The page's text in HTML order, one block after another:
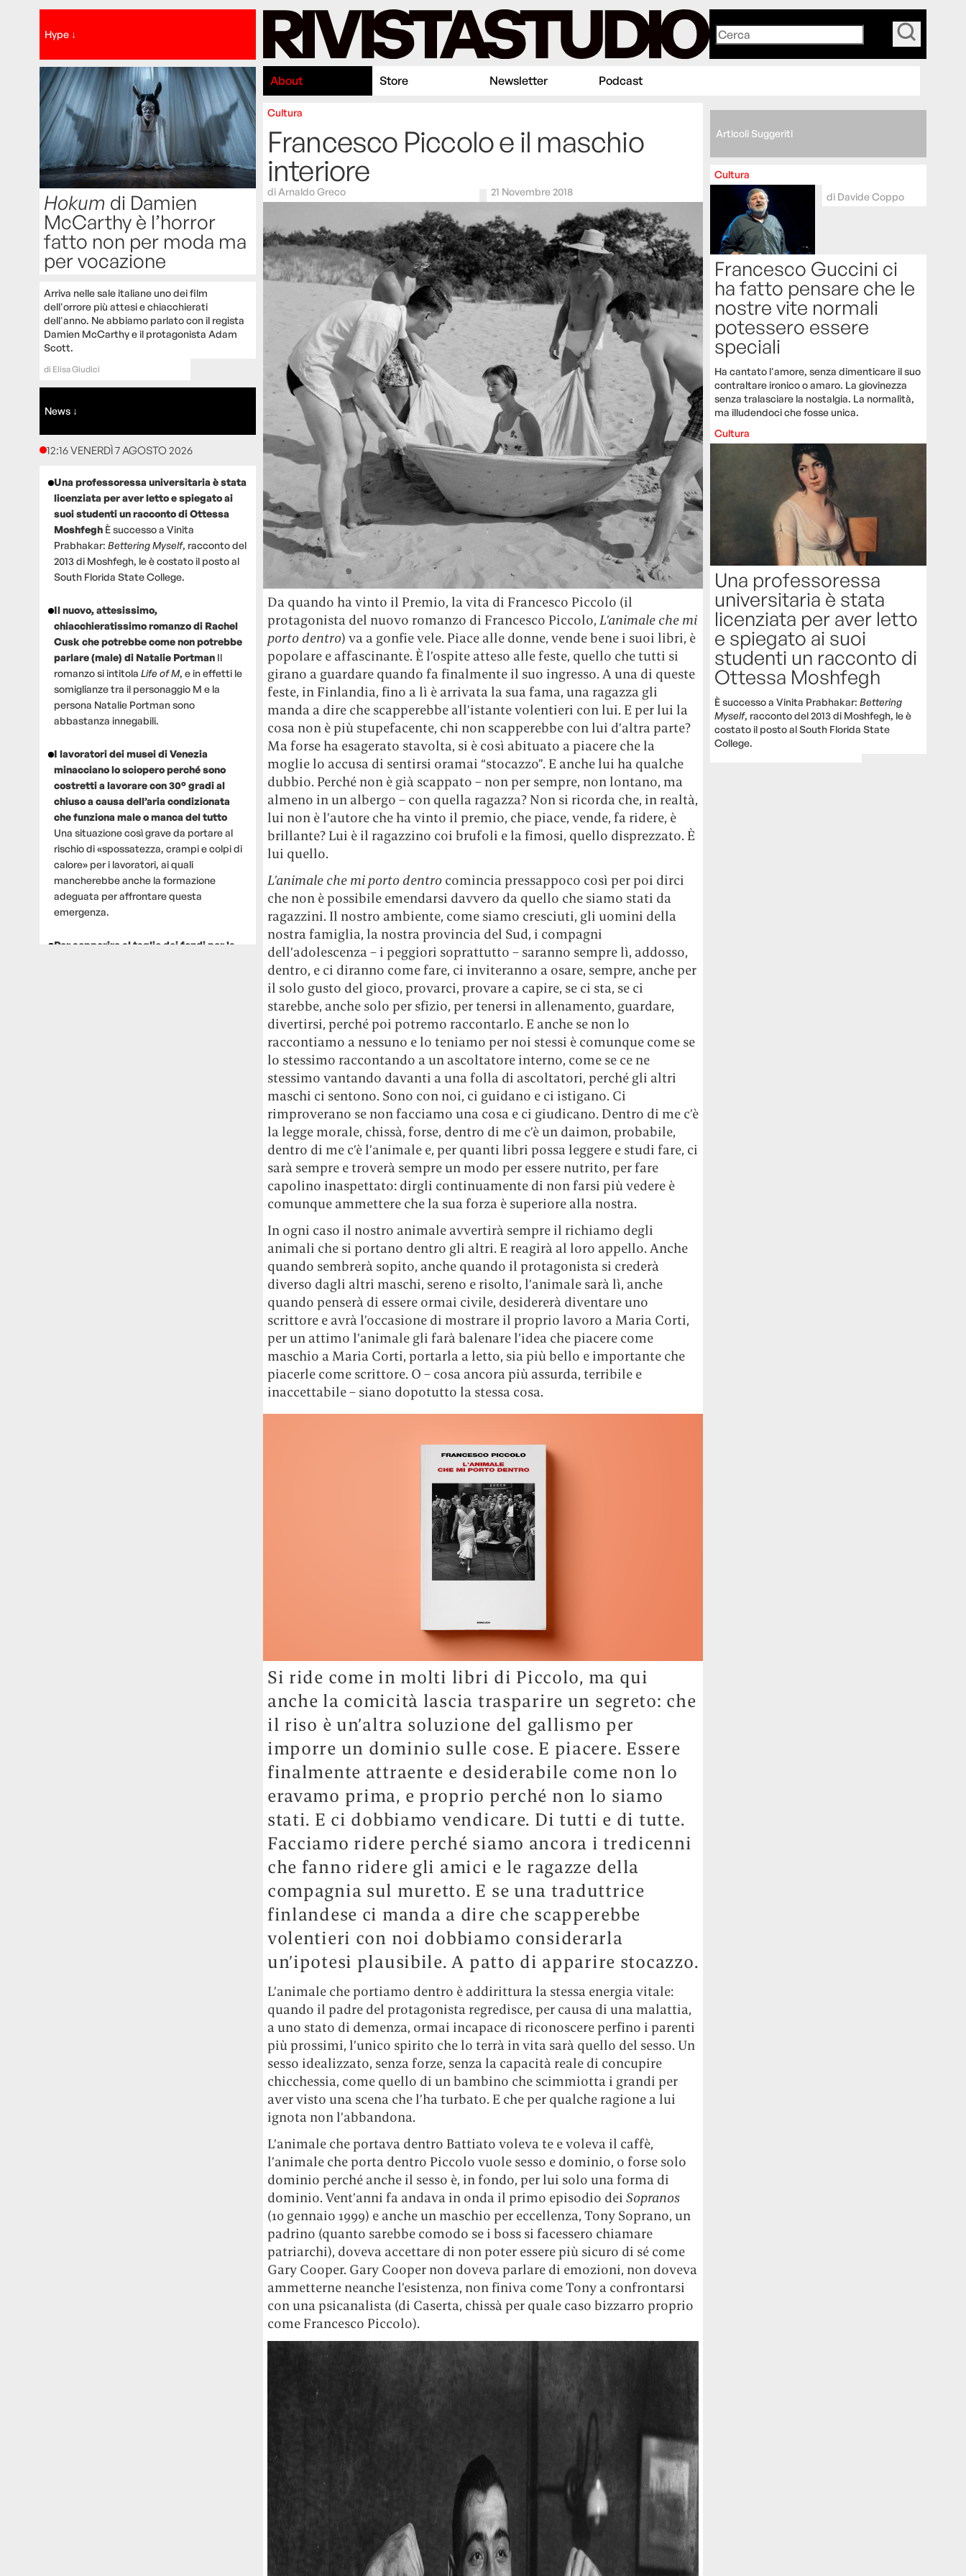
Hype ↓
Hokum di Damien
McCarthy è l’horror
fatto non per moda ma
per vocazione
Arriva nelle sale italiane uno dei film
dell'orrore più attesi e chiacchierati
dell'anno. Ne abbiamo parlato con il regista
Damien McCarthy e il protagonista Adam
Scott.
di Elisa Giudici
News ↓
12:16 VENERDÌ 7 AGOSTO 2026
Una professoressa universitaria è stata
licenziata per aver letto e spiegato ai
suoi studenti un racconto di Ottessa
Moshfegh È successo a Vinita
Prabhakar: Bettering Myself, racconto del
2013 di Moshfegh, le è costato il posto al
South Florida State College.
Il nuovo, attesissimo,
chiacchieratissimo romanzo di Rachel
Cusk che potrebbe come non potrebbe
parlare (male) di Natalie Portman Il
romanzo si intitola Life of M, e in effetti le
somiglianze tra il personaggio M e la
persona Natalie Portman sono
abbastanza innegabili.
I lavoratori dei musei di Venezia
minacciano lo sciopero perché sono
costretti a lavorare con 30° gradi al
chiuso a causa dell’aria condizionata
che funziona male o manca del tutto
Una situazione così grave da portare al
rischio di «spossatezza, crampi e colpi di
calore» per i lavoratori, ai quali
mancherebbe anche la formazione
adeguata per affrontare questa
emergenza.
Per sopperire al taglio dei fondi per la
About Store Newsletter Podcast
Cultura
Francesco Piccolo e il maschio
interiore
diArnaldo Greco 21 Novembre 2018
Da quando ha vinto il Premio, la vita di Francesco Piccolo (il
protagonista del nuovo romanzo di Francesco Piccolo, L’animale che mi
porto dentro) va a gonfie vele. Piace alle donne, vende bene i suoi libri, è
popolare e affascinante. È l’ospite atteso alle feste, quello che tutti si
girano a guardare quando fa finalmente il suo ingresso. A una di queste
feste, in Finlandia, fino a lì è arrivata la sua fama, una ragazza gli
manda a dire che scapperebbe all’istante volentieri con lui. E per lui la
cosa non è più stupefacente, chi non scapperebbe con lui d’altra parte?
Ma forse ha esagerato stavolta, si è così abituato a piacere che la
moglie lo accusa di sentirsi oramai “stocazzo”. E anche lui ha qualche
dubbio. Perché non è già scappato – non per sempre, non lontano, ma
almeno in un albergo – con quella ragazza? Non si ricorda che, in realtà,
lui non è l’autore che ha vinto il premio, che piace, vende, fa ridere, è
brillante? Lui è il ragazzino coi brufoli e la fimosi, quello disprezzato. È
lui quello.
L’animale che mi porto dentrocomincia pressappoco così per poi dirci
che non è possibile emendarsi davvero da quello che siamo stati da
ragazzini. Il nostro ambiente, come siamo cresciuti, gli uomini della
nostra famiglia, la nostra provincia del Sud, i compagni
dell’adolescenza – i peggiori soprattutto – saranno sempre lì, addosso,
dentro, e ci diranno come fare, ci inviteranno a osare, sempre, anche per
il solo gusto del gioco, provarci, provare a capire, se ci sta, se ci
starebbe, anche solo per sfizio, per tenersi in allenamento, guardare,
divertirsi, perché poi potremo raccontarlo. E anche se non lo
raccontiamo a nessuno e lo teniamo per noi stessi è comunque come se
lo stessimo raccontando a un ascoltatore interno, come se ce ne
stessimo vantando davanti a una folla di ascoltatori, perché gli altri
maschi ci sentono. Sono con noi, ci guidano e ci istigano. Ci
rimproverano se non facciamo una cosa e ci giudicano. Dentro di me c’è
la legge morale, chissà, forse, dentro di me c’è un daimon, probabile,
dentro di me c’è l’animale e, per quanti libri possa leggere e studi fare, ci
sarà sempre e troverà sempre un modo per essere nutrito, per fare
capolino inaspettato: dirgli continuamente di non farsi più vedere è
comunque ammettere che la sua forza è superiore alla nostra.
In ogni caso il nostro animale avvertirà sempre il richiamo degli
animali che si portano dentro gli altri. E reagirà al loro appello. Anche
quando sembrerà sopito, anche quando il protagonista si crederà
diverso dagli altri maschi, sereno e risolto, l’animale sarà lì, anche
quando penserà di essere ormai civile, desidererà diventare uno
scrittore e avrà l’occasione di mostrare il proprio lavoro a Maria Corti,
per un attimo l’animale gli farà balenare l’idea che piacere come
maschio a Maria Corti, portarla a letto, sia più bello e importante che
piacerle come scrittore. O – cosa ancora più assurda, terribile e
inaccettabile – siano dopotutto la stessa cosa.
Si ride come in molti libri di Piccolo, ma qui
anche la comicità lascia trasparire un segreto: che
il riso è un’altra soluzione del gallismo per
imporre un dominio sulle cose. E piacere. Essere
finalmente attraente e desiderabile come non lo
eravamo prima, e proprio perché non lo siamo
stati. E ci dobbiamo vendicare. Di tutti e di tutte.
Facciamo ridere perché siamo ancora i tredicenni
che fanno ridere gli amici e le ragazze della
compagnia sul muretto. E se una traduttrice
finlandese ci manda a dire che scapperebbe
volentieri con noi dobbiamo considerarla
un’ipotesi plausibile. A patto di apparire stocazzo.
L’animale che portiamo dentro è addirittura la stessa energia vitale:
quando il padre del protagonista regredisce, per causa di una malattia,
a uno stato di demenza, ormai incapace di riconoscere perfino i parenti
più prossimi, l’unico spirito che lo terrà in vita sarà quello del sesso. Un
sesso idealizzato, senza forze, senza la capacità reale di concupire
chicchessia, come quello di un bambino che scimmiotta i grandi per
aver visto una scena che l’ha turbato. E che per qualche ragione a lui
ignota non l’abbandona.
L’animale che portava dentro Battiato voleva te e voleva il caffè,
l’animale che porta dentro Piccolo vuole sesso e dominio, o forse solo
dominio perché anche il sesso è, in fondo, per lui solo una forma di
dominio. Vent’anni fa andava in onda il primo episodio dei Sopranos
(10 gennaio 1999) e anche un maschio per eccellenza, Tony Soprano, un
padrino (quanto sarebbe comodo se i boss si facessero chiamare
patriarchi), doveva accettare di non poter essere più sicuro di sé come
Gary Cooper. Gary Cooper non doveva parlare di emozioni, non doveva
ammetterne neanche l’esistenza, non finiva come Tony a confrontarsi
con una psicanalista (di Caserta, chissà per quale caso bizzarro proprio
come Francesco Piccolo).
Articoli Suggeriti
Cultura
di Davide Coppo
Francesco Guccini ci
ha fatto pensare che le
nostre vite normali
potessero essere
speciali
Ha cantato l'amore, senza dimenticare il suo
contraltare ironico o amaro. La giovinezza
senza tralasciare la nostalgia. La normalità,
ma illudendoci che fosse unica.
Cultura
Una professoressa
universitaria è stata
licenziata per aver letto
e spiegato ai suoi
studenti un racconto di
Ottessa Moshfegh
È successo a Vinita Prabhakar:Bettering
Myself, racconto del 2013 di Moshfegh, le è
costato il posto al South Florida State
College.